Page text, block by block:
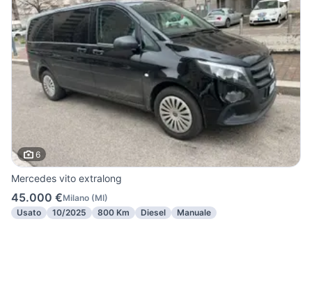
6
Mercedes vito extralong
45.000 €Milano (MI)
Usato
10/2025 800 Km Diesel Manuale